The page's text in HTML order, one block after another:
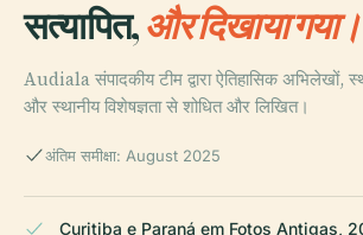
सत्यापित,और दिखाया गया।
Audiala संपादकीय टीम द्वारा ऐतिहासिक अभिलेखों,
और स्थानीय विशेषज्ञता से शोधित और लिखित।
अंतिम समीक्षा: August 2025
Curitiba e Paraná em Fotos Antigas,